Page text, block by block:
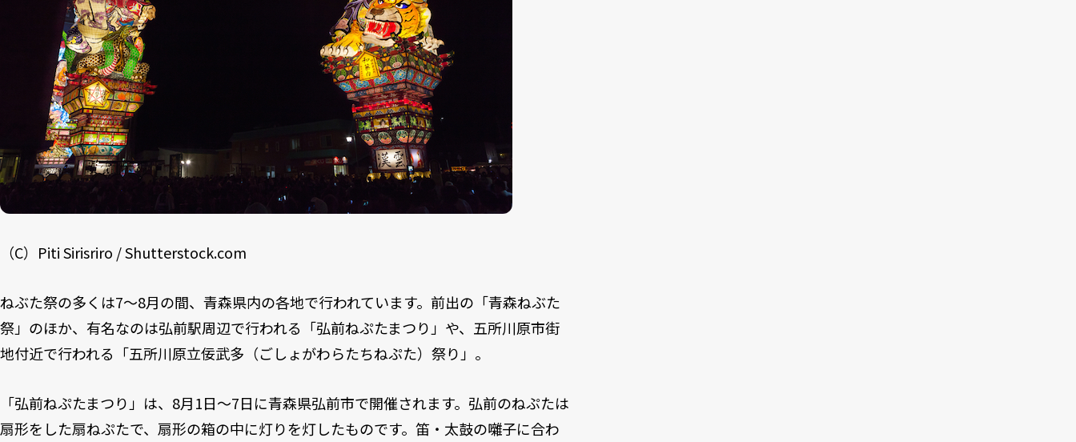
（C）Piti Sirisriro / Shutterstock.com
ねぶた祭の多くは7～8月の間、青森県内の各地で行われています。前出の「青森ねぶた
祭」のほか、有名なのは弘前駅周辺で行われる「弘前ねぷたまつり」や、五所川原市街
地付近で行われる「五所川原立佞武多（ごしょがわらたちねぷた）祭り」。
「弘前ねぷたまつり」は、8月1日～7日に青森県弘前市で開催されます。弘前のねぷたは
扇形をした扇ねぷたで、扇形の箱の中に灯りを灯したものです。笛・太鼓の囃子に合わ